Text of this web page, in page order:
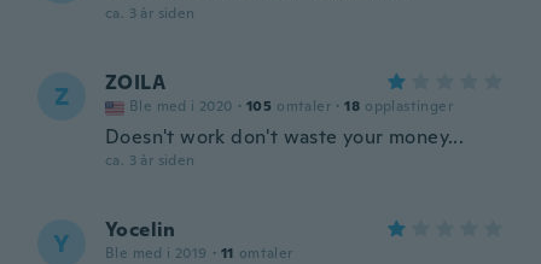
ca. 3 år siden
Z ZOILA
Ble med i 2020 · 105 omtaler · 18 opplastinger
Doesn't work don't waste your money...
ca. 3 år siden
Y Yocelin
Ble med i 2019 · 11 omtaler